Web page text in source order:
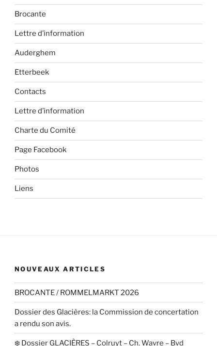
Brocante
Lettre d’information
Auderghem
Etterbeek
Contacts
Lettre d’information
Charte du Comité
Page Facebook
Photos
Liens
NOUVEAUX ARTICLES
BROCANTE / ROMMELMARKT 2026
Dossier des Glacières: la Commission de concertation
a rendu son avis.
❄️ Dossier GLACIÈRES – Colruyt – Ch. Wavre – Bvd